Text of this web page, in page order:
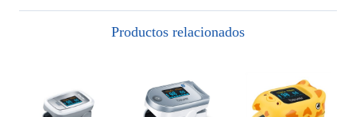
Productos relacionados